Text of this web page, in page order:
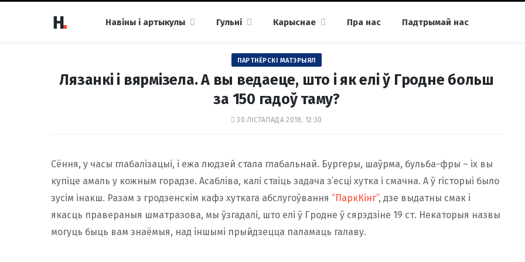
Навіны і артыкулы Гульні Карыснае Пра нас Падтрымай нас
ПАРТНЁРСКІ МАТЭРЫЯЛ
Лязанкі і вярмізела. А вы ведаеце, што і як елі ў Гродне больш
за 150 гадоў таму?
30 ЛІСТАПАДА 2018, 12:30
Сёння, у часы глабалізацыі, і ежа людзей стала глабальнай. Бургеры, шаўрма, бульба-фры – іх вы
купіце амаль у кожным горадзе. Асабліва, калі стаіць задача з’есці хутка і смачна. А ў гісторыі было
зусім інакш. Разам з гродзенскім кафэ хуткага абслугоўвання “ПаркКінг”, дзе выдатны смак і
якасць правераныя шматразова, мы ўзгадалі, што елі ў Гродне ў сярэдзіне 19 ст. Некаторыя назвы
могуць быць вам знаёмыя, над іншымі прыйдзецца паламаць галаву.